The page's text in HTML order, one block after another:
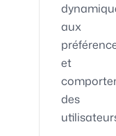
aux
et
des